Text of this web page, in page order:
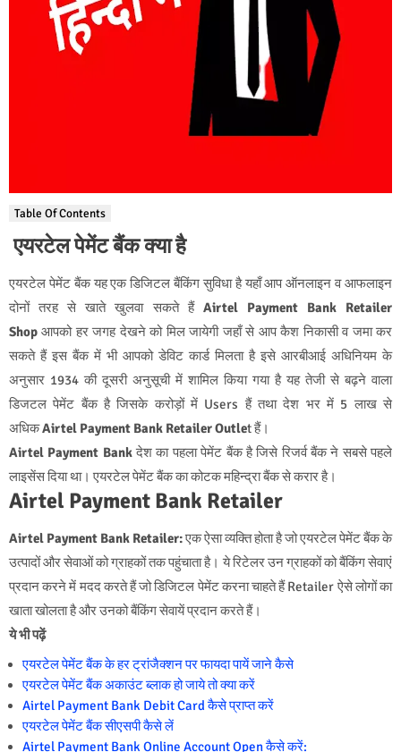
Table Of Contents
एयरटेल पेमेंट बैंक क्या है
एयरटेल पेमेंट बैंक यह एक डिजिटल बैंकिंग सुविधा है यहाँ आप ऑनलाइन व आफलाइन
दोनों तरह से खाते खुलवा सकते हैंAirtel Payment Bank Retailer
Shop आपको हर जगह देखने को मिल जायेगी जहाँ से आप कैश निकासी व जमा कर
सकते हैं इस बैंक में भी आपको डेविट कार्ड मिलता है इसे आरबीआई अधिनियम के
अनुसार 1934 की दूसरी अनुसूची में शामिल किया गया है यह तेजी से बढ़ने वाला
डिजटल पेमेंट बैंक है जिसके करोड़ों में Users हैं तथा देश भर में 5 लाख से
अधिकAirtel Payment Bank Retailer Outlet हैं।
Airtel Payment Bankदेश का पहला पेमेंट बैंक है जिसे रिजर्व बैंक ने सबसे पहले
लाइसेंस दिया था। एयरटेल पेमेंट बैंक का कोटक महिन्‍द्रा बैंक से करार है।
Airtel Payment Bank Retailer
Airtel Payment Bank Retailer:एक ऐसा व्यक्ति होता है जो एयरटेल पेमेंट बैंक के
उत्पादों और सेवाओं को ग्राहकों तक पहुंचाता है। ये रिटेलर उन ग्राहकों को बैंकिंग सेवाएं
प्रदान करने में मदद करते हैं जो डिजिटल पेमेंट करना चाहते हैं Retailer ऐसे लोगों का
खाता खोलता है और उनको बैंकिंग सेवायें प्रदान करते हैं।
ये भी पढ़ें
एयरटेल पेमेंट बैंक के हर ट्रांजैक्शन पर फायदा पायें जाने कैसे
एयरटेल पेमेंट बैंक अकाउंट ब्लाक हो जाये तो क्या करें
Airtel Payment Bank Debit Card कैसे प्राप्त करें
एयरटेल पेमेंट बैंक सीएसपी कैसे लें
Airtel Payment Bank Online Account Open कैसे करें: